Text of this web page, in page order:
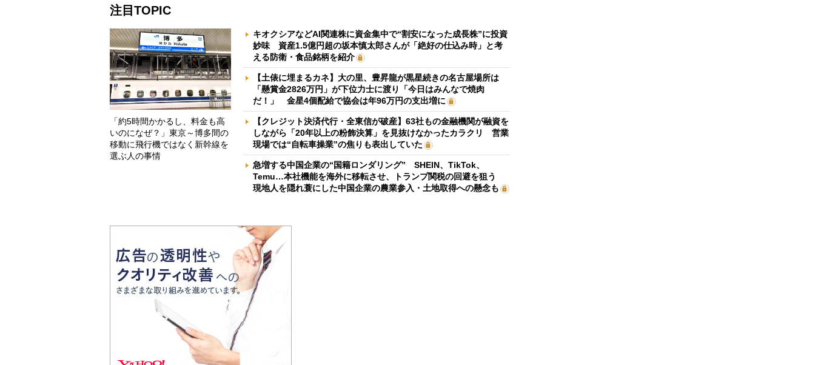
注目TOPIC
「約5時間かかるし、料金も高
いのになぜ？」東京～博多間の
移動に飛行機ではなく新幹線を
選ぶ人の事情
キオクシアなどAI関連株に資金集中で“割安になった成長株”に投資
妙味 資産1.5億円超の坂本慎太郎さんが「絶好の仕込み時」と考
える防衛・食品銘柄を紹介
【土俵に埋まるカネ】大の里、豊昇龍が黒星続きの名古屋場所は
「懸賞金2826万円」が下位力士に渡り「今日はみんなで焼肉
だ！」 金星4個配給で協会は年96万円の支出増に
【クレジット決済代行・全東信が破産】63社もの金融機関が融資を
しながら「20年以上の粉飾決算」を見抜けなかったカラクリ 営業
現場では“自転車操業”の焦りも表出していた
急増する中国企業の“国籍ロンダリング” SHEIN、TikTok、
Temu…本社機能を海外に移転させ、トランプ関税の回避を狙う
現地人を隠れ蓑にした中国企業の農業参入・土地取得への懸念も